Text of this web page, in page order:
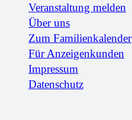
Veranstaltung melden
Über uns
Zum Familienkalender
Für Anzeigenkunden
Impressum
Datenschutz